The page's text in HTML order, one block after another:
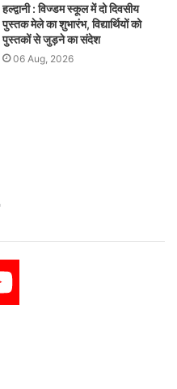
हल्द्वानी : विज्डम स्कूल में दो दिवसीय
पुस्तक मेले का शुभारंभ, विद्यार्थियों को
पुस्तकों से जुड़ने का संदेश
06 Aug, 2026